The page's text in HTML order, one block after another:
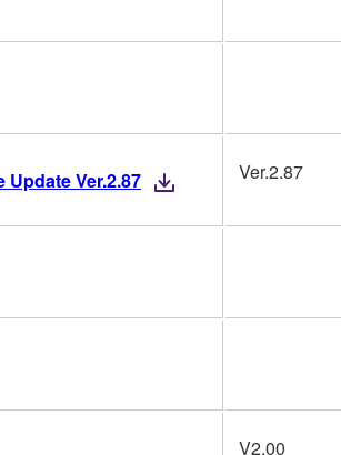
Update Ver.2.87 Ver.2.87
V2.00